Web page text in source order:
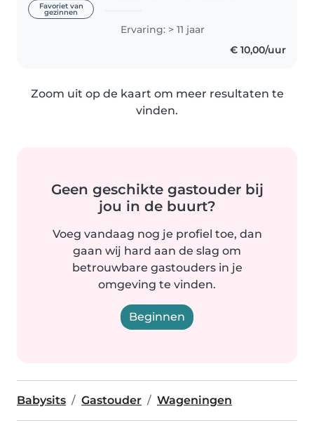
Favoriet van
gezinnen
wonen. ik ben al meer dan 25jaar
werkzaam als gastouder voor
Ervaring: > 11 jaar
€ 10,00/uur
Zoom uit op de kaart om meer resultaten te
vinden.
Geen geschikte gastouder bij
jou in de buurt?
Voeg vandaag nog je profiel toe, dan
gaan wij hard aan de slag om
betrouwbare gastouders in je
omgeving te vinden.
Beginnen
Babysits Gastouder Wageningen